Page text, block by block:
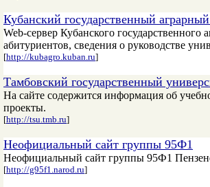
Кубанский государственный
Web-сервер Кубанского
абитуриентов, сведения о руководстве
[http://kubagro.kuban.ru]
Тамбовский государственный
На сайте содержится информация об
проекты.
[http://tsu.tmb.ru]
Неофициальный сайт группы 95Ф1
Неофициальный сайт группы 95Ф1
[http://g95f1.narod.ru]